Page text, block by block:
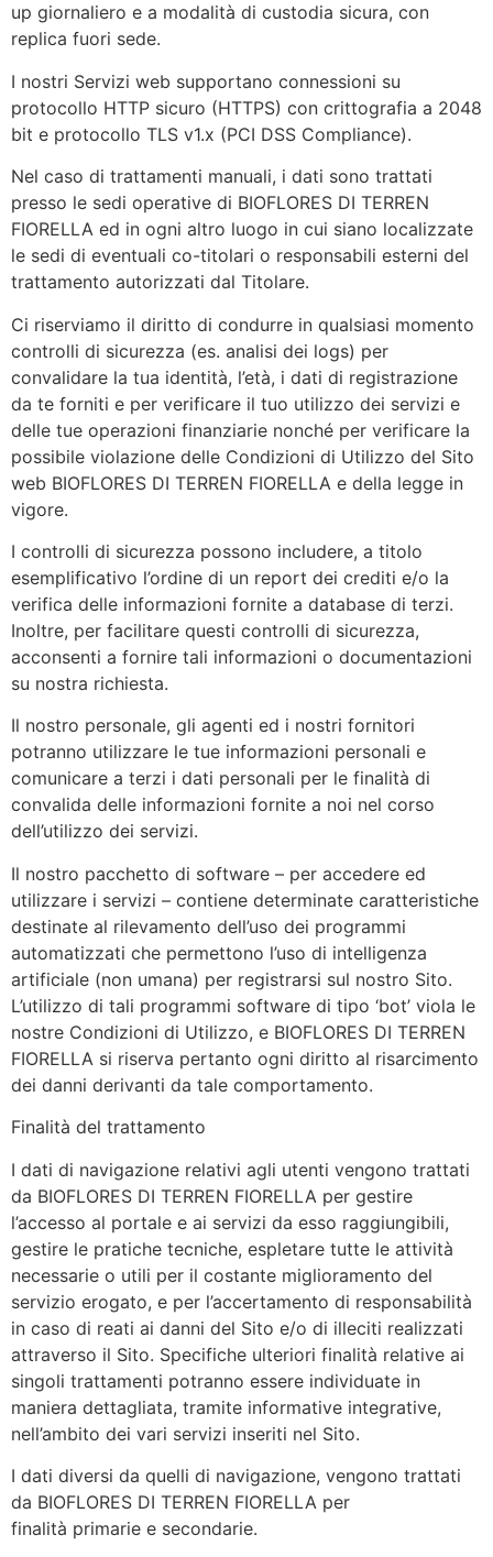
up giornaliero e a modalità di custodia sicura, con
replica fuori sede.
I nostri Servizi web supportano connessioni su
protocollo HTTP sicuro (HTTPS) con crittografia a 2048
bit e protocollo TLS v1.x (PCI DSS Compliance).
Nel caso di trattamenti manuali, i dati sono trattati
presso le sedi operative di BIOFLORES DI TERREN
FIORELLA ed in ogni altro luogo in cui siano localizzate
le sedi di eventuali co-titolari o responsabili esterni del
trattamento autorizzati dal Titolare.
Ci riserviamo il diritto di condurre in qualsiasi momento
controlli di sicurezza (es. analisi dei logs) per
convalidare la tua identità, l’età, i dati di registrazione
da te forniti e per verificare il tuo utilizzo dei servizi e
delle tue operazioni finanziarie nonché per verificare la
possibile violazione delle Condizioni di Utilizzo del Sito
web BIOFLORES DI TERREN FIORELLA e della legge in
vigore.
I controlli di sicurezza possono includere, a titolo
esemplificativo l’ordine di un report dei crediti e/o la
verifica delle informazioni fornite a database di terzi.
Inoltre, per facilitare questi controlli di sicurezza,
acconsenti a fornire tali informazioni o documentazioni
su nostra richiesta.
Il nostro personale, gli agenti ed i nostri fornitori
potranno utilizzare le tue informazioni personali e
comunicare a terzi i dati personali per le finalità di
convalida delle informazioni fornite a noi nel corso
dell’utilizzo dei servizi.
Il nostro pacchetto di software – per accedere ed
utilizzare i servizi – contiene determinate caratteristiche
destinate al rilevamento dell’uso dei programmi
automatizzati che permettono l’uso di intelligenza
artificiale (non umana) per registrarsi sul nostro Sito.
L’utilizzo di tali programmi software di tipo ‘bot’ viola le
nostre Condizioni di Utilizzo, e BIOFLORES DI TERREN
FIORELLA si riserva pertanto ogni diritto al risarcimento
dei danni derivanti da tale comportamento.
Finalità del trattamento
I dati di navigazione relativi agli utenti vengono trattati
da BIOFLORES DI TERREN FIORELLA per gestire
l’accesso al portale e ai servizi da esso raggiungibili,
gestire le pratiche tecniche, espletare tutte le attività
necessarie o utili per il costante miglioramento del
servizio erogato, e per l’accertamento di responsabilità
in caso di reati ai danni del Sito e/o di illeciti realizzati
attraverso il Sito. Specifiche ulteriori finalità relative ai
singoli trattamenti potranno essere individuate in
maniera dettagliata, tramite informative integrative,
nell’ambito dei vari servizi inseriti nel Sito.
I dati diversi da quelli di navigazione, vengono trattati
da BIOFLORES DI TERREN FIORELLA per
finalità primarie e secondarie.